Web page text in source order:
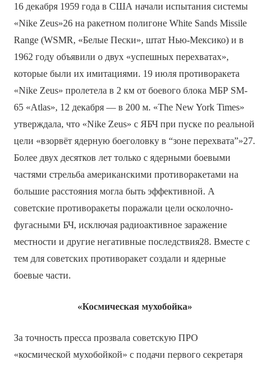
16 декабря 1959 года в США начали испытания системы
«Nike Zeus»26 на ракетном полигоне White Sands Missile
Range (WSMR, «Белые Пески», штат Нью-Мексико) и в
1962 году объявили о двух «успешных перехватах»,
которые были их имитациями. 19 июля противоракета
«Nike Zeus» пролетела в 2 км от боевого блока МБР SM-
65 «Atlas», 12 декабря — в 200 м. «The New York Times»
утверждала, что «Nike Zeus» с ЯБЧ при пуске по реальной
цели «взорвёт ядерную боеголовку в “зоне перехвата”»27.
Более двух десятков лет только с ядерными боевыми
частями стрельба американскими противоракетами на
большие расстояния могла быть эффективной. А
советские противоракеты поражали цели осколочно-
фугасными БЧ, исключая радиоактивное заражение
местности и другие негативные последствия28. Вместе с
тем для советских противоракет создали и ядерные
боевые части.
«Космическая мухобойка»
За точность пресса прозвала советскую ПРО
«космической мухобойкой» с подачи первого секретаря